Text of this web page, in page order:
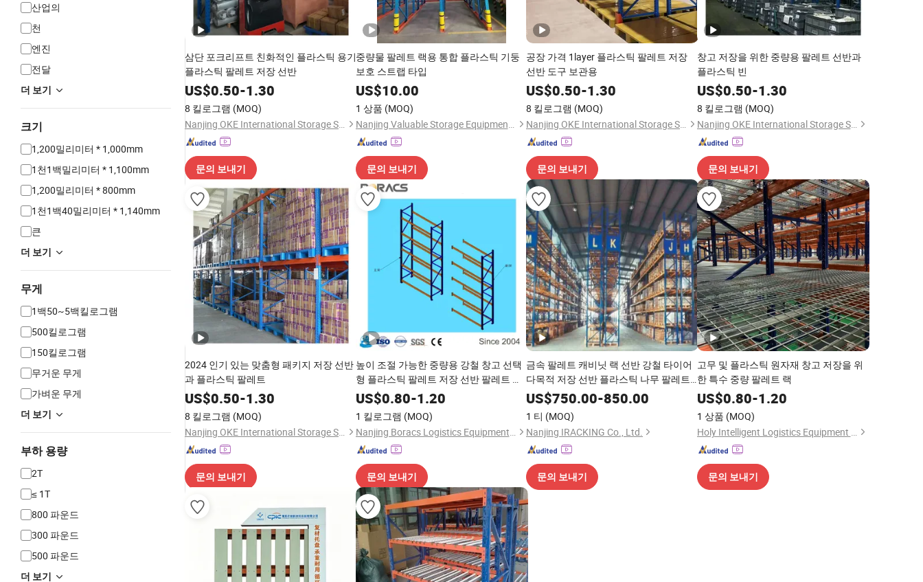
산업의
천
엔진
전달
더 보기
크기
1,200밀리미터 * 1,000mm
1천1백밀리미터 * 1,100mm
1,200밀리미터 * 800mm
1천1백40밀리미터 * 1,140mm
큰
더 보기
무게
1백50~5백킬로그램
500킬로그램
150킬로그램
무거운 무게
가벼운 무게
더 보기
부하 용량
2T
≤ 1T
800 파운드
300 파운드
500 파운드
더 보기
삼단 포크리프트 친화적인 플라스틱 용기
플라스틱 팔레트 저장 선반
US$0.50-1.30
8 킬로그램 (MOQ)
Nanjing OKE International Storage Systems Co., Ltd.
문의 보내기
중량물 팔레트 랙용 통합 플라스틱 기둥
보호 스트랩 타입
US$10.00
1 상품 (MOQ)
Nanjing Valuable Storage Equipment Co., Ltd
문의 보내기
공장 가격 1layer 플라스틱 팔레트 저장
선반 도구 보관용
US$0.50-1.30
8 킬로그램 (MOQ)
Nanjing OKE International Storage Systems Co., Ltd.
문의 보내기
창고 저장을 위한 중량용 팔레트 선반과
플라스틱 빈
US$0.50-1.30
8 킬로그램 (MOQ)
Nanjing OKE International Storage Systems Co., Ltd.
문의 보내기
2024 인기 있는 맞춤형 패키지 저장 선반
과 플라스틱 팔레트
US$0.50-1.30
8 킬로그램 (MOQ)
Nanjing OKE International Storage Systems Co., Ltd.
문의 보내기
높이 조절 가능한 중량용 강철 창고 선택
형 플라스틱 팔레트 저장 선반 팔레트 랙
시스템 저장 선반
US$0.80-1.20
1 킬로그램 (MOQ)
Nanjing Boracs Logistics Equipment Co., Ltd.
문의 보내기
금속 팔레트 캐비닛 랙 선반 강철 타이어
다목적 저장 선반 플라스틱 나무 팔레트
티어드롭 인증 선반 창고 차고 (랙)
US$750.00-850.00
1 티 (MOQ)
Nanjing IRACKING Co., Ltd.
문의 보내기
고무 및 플라스틱 원자재 창고 저장을 위
한 특수 중량 팔레트 랙
US$0.80-1.20
1 상품 (MOQ)
Holy Intelligent Logistics Equipment (Nanjing) Co. Ltd
문의 보내기